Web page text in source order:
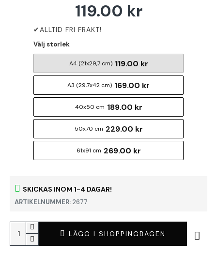
SKICKAS INOM 1-4 DAGAR!
ARTIKELNUMMER: 2677
119.00 kr
Välj storlek
A4 (21x29,7 cm) 119.00 kr
A3 (29,7x42 cm) 169.00 kr
40x50 cm 189.00 kr
50x70 cm 229.00 kr
61x91 cm 269.00 kr
LÄGG I SHOPPINGBAGEN